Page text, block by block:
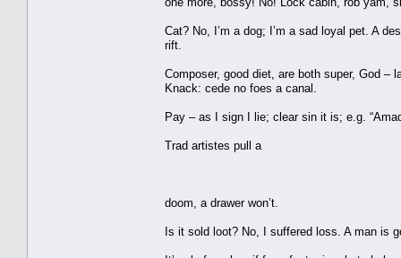
Cat? No, I’m a dog; I’m a sad loyal pet. A
rift.
Composer, good diet, are both super, God
Knack: cede no foes a canal.
Pay – as I sign I lie; clear sin it is; e.g.
Trad artistes pull a
doom, a drawer won’t.
Is it sold loot? No, I suffered loss. A man is